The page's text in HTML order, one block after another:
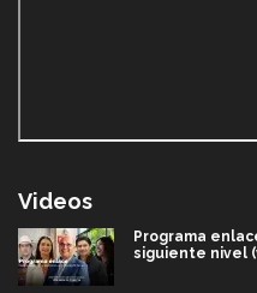
Videos
Programa
siguiente nivel